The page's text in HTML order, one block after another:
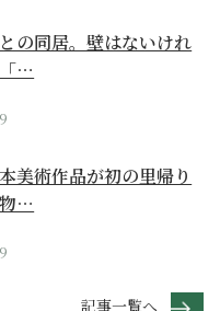
との同居。壁はないけれ
…
美術作品が初の里帰り
物…
記事一覧へ